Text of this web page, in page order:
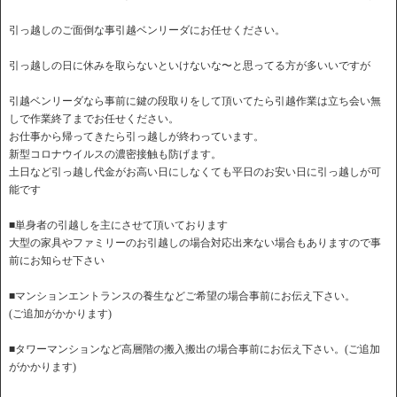
引っ越しのご面倒な事引越ベンリーダにお任せください。
引っ越しの日に休みを取らないといけないな〜と思ってる方が多いいですが
引越ベンリーダなら事前に鍵の段取りをして頂いてたら引越作業は立ち会い無
しで作業終了までお任せください。
お仕事から帰ってきたら引っ越しが終わっています。
新型コロナウイルスの濃密接触も防げます。
土日など引っ越し代金がお高い日にしなくても平日のお安い日に引っ越しが可
能です
■単身者の引越しを主にさせて頂いております
大型の家具やファミリーのお引越しの場合対応出来ない場合もありますので事
前にお知らせ下さい
■マンションエントランスの養生などご希望の場合事前にお伝え下さい。
(ご追加がかかります)
■タワーマンションなど高層階の搬入搬出の場合事前にお伝え下さい。(ご追加
がかかります)